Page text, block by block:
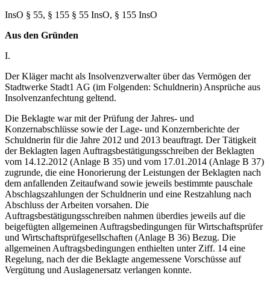
InsO § 55, § 155 § 55 InsO, § 155 InsO
Aus den Gründen
I.
Der Kläger macht als Insolvenzverwalter über das Vermögen der
Stadtwerke Stadt1 AG (im Folgenden: Schuldnerin) Ansprüche aus
Insolvenzanfechtung geltend.
Die Beklagte war mit der Prüfung der Jahres- und
Konzernabschlüsse sowie der Lage- und Konzernberichte der
Schuldnerin für die Jahre 2012 und 2013 beauftragt. Der Tätigkeit
der Beklagten lagen Auftragsbestätigungsschreiben der Beklagten
vom 14.12.2012 (Anlage B 35) und vom 17.01.2014 (Anlage B 37)
zugrunde, die eine Honorierung der Leistungen der Beklagten nach
dem anfallenden Zeitaufwand sowie jeweils bestimmte pauschale
Abschlagszahlungen der Schuldnerin und eine Restzahlung nach
Abschluss der Arbeiten vorsahen. Die
Auftragsbestätigungsschreiben nahmen überdies jeweils auf die
beigefügten allgemeinen Auftragsbedingungen für Wirtschaftsprüfer
und Wirtschaftsprüfgesellschaften (Anlage B 36) Bezug. Die
allgemeinen Auftragsbedingungen enthielten unter Ziff. 14 eine
Regelung, nach der die Beklagte angemessene Vorschüsse auf
Vergütung und Auslagenersatz verlangen konnte.